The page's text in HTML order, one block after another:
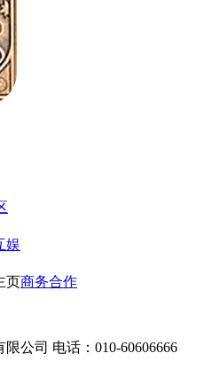
娱
页商务合作
公司 电话：010-60606666